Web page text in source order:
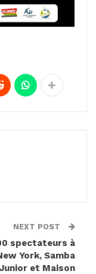
NEXT POST
spectateurs à
York, Samba
et Maison